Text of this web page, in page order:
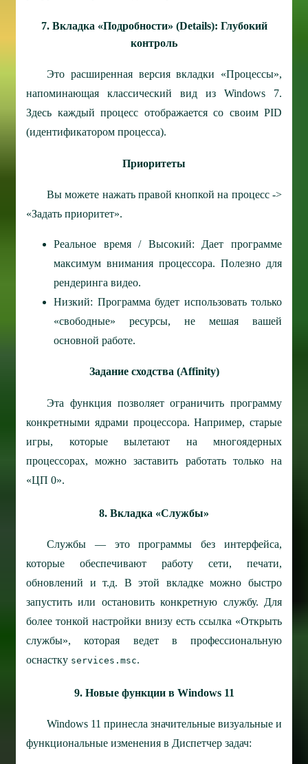
7. Вкладка «Подробности» (Details): Глубокий
контроль
Это расширенная версия вкладки «Процессы»,
напоминающая классический вид из Windows 7.
Здесь каждый процесс отображается со своим PID
(идентификатором процесса).
Приоритеты
Вы можете нажать правой кнопкой на процесс ->
«Задать приоритет».
Реальное время / Высокий: Дает программе
максимум внимания процессора. Полезно для
рендеринга видео.
Низкий: Программа будет использовать только
«свободные» ресурсы, не мешая вашей
основной работе.
Задание сходства (Affinity)
Эта функция позволяет ограничить программу
конкретными ядрами процессора. Например, старые
игры, которые вылетают на многоядерных
процессорах, можно заставить работать только на
«ЦП 0».
8. Вкладка «Службы»
Службы — это программы без интерфейса,
которые обеспечивают работу сети, печати,
обновлений и т.д. В этой вкладке можно быстро
запустить или остановить конкретную службу. Для
более тонкой настройки внизу есть ссылка «Открыть
службы», которая ведет в профессиональную
оснастку services.msc.
9. Новые функции в Windows 11
Windows 11 принесла значительные визуальные и
функциональные изменения в Диспетчер задач: